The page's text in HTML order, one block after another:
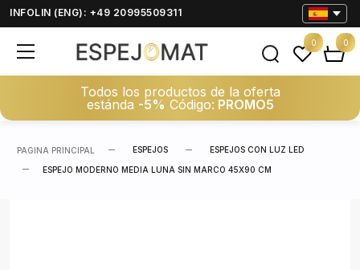
INFOLIN (ENG): +49 20995509311
Todos los productos de la oferta
estánda -5% Código: PROMO5
0 0
PAGINA PRINCIPAL ESPEJOS ESPEJOS CON LUZ LED
ESPEJO MODERNO MEDIA LUNA SIN MARCO 45X90 CM